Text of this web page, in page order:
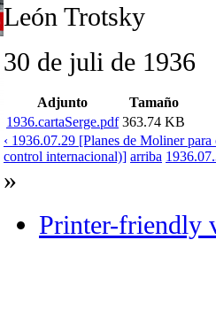
León Trotsky
30 de juli de 1936
Adjunto
Tamaño
1936.cartaSerge.pdf 363.74 KB
‹ 1936.07.29 [Planes de Moliner
control internacional)] arriba
»
Printer-friendly